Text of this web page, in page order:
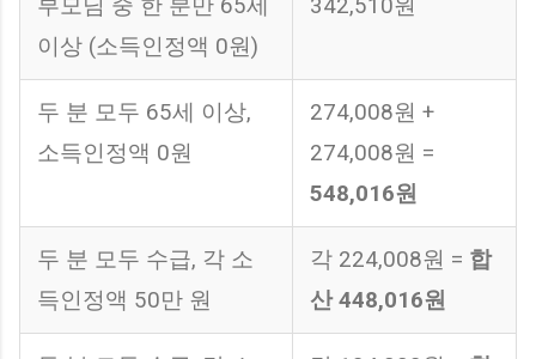
부모님 중 한 분만 65세
이상 (소득인정액 0원)
342,510원
두 분 모두 65세 이상,
소득인정액 0원
274,008원 +
274,008원 =
548,016원
두 분 모두 수급, 각 소
득인정액 50만 원
각 224,008원 = 합
산 448,016원